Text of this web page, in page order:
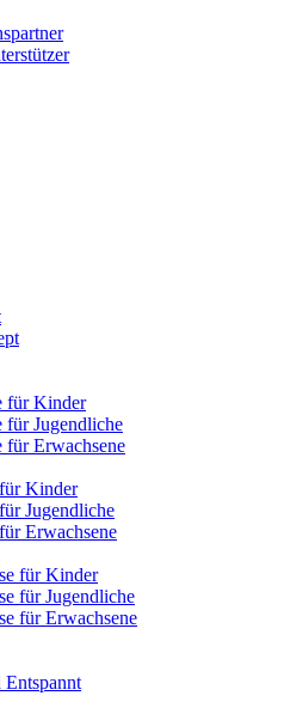
für Kinder
für Jugendliche
für Erwachsene
Kinder
Jugendliche
Erwachsene
für Kinder
für Jugendliche
für Erwachsene